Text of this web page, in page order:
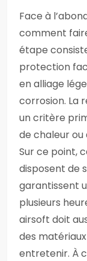
Face à
comment
étape
protection
en alliage
corrosion. La
un critère
de chaleur ou
Sur ce point,
disposent de
garantissent
plusieurs
airsoft doit
des
entretenir. À